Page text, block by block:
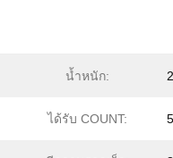
น้ำหนัก:
ได้รับ COUNT: